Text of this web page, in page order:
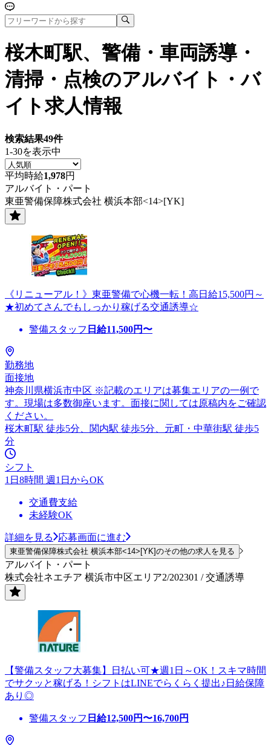
桜木町駅、警備・車両誘導・
清掃・点検のアルバイト・バ
イト求人情報
検索結果49件
1-30を表示中
平均時給1,978円
アルバイト・パート
東亜警備保障株式会社 横浜本部<14>[YK]
《リニューアル！》東亜警備で心機一転！高日給15,500円～
★初めてさんでもしっかり稼げる交通誘導☆
警備スタッフ 日給11,500円〜
勤務地
面接地
神奈川県横浜市中区 ※記載のエリアは募集エリアの一例で
す。現場は多数御座います。面接に関しては原稿内をご確認
ください。
桜木町駅 徒歩5分、関内駅 徒歩5分、元町・中華街駅 徒歩5
分
シフト
1日8時間 週1日からOK
交通費支給
未経験OK
詳細を見る 応募画面に進む
東亜警備保障株式会社 横浜本部<14>[YK]のその他の求人を見る
アルバイト・パート
株式会社ネエチア 横浜市中区エリア2/202301 / 交通誘導
【警備スタッフ大募集】日払い可★週1日～OK！スキマ時間
でサクッと稼げる！シフトはLINEでらくらく提出♪日給保障
あり◎
警備スタッフ 日給12,500円〜16,700円